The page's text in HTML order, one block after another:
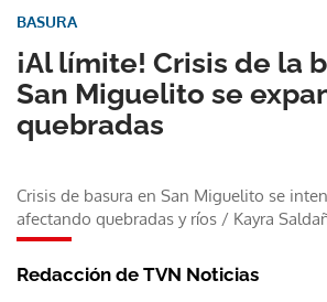
¡Al límite! Crisis de la
San Miguelito se
quebradas
BASURA
Crisis de basura en San Miguelito se
afectando quebradas y ríos / Kayra
Redacción de TVN Noticias